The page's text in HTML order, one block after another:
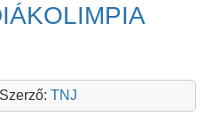
Szerző: TNJ